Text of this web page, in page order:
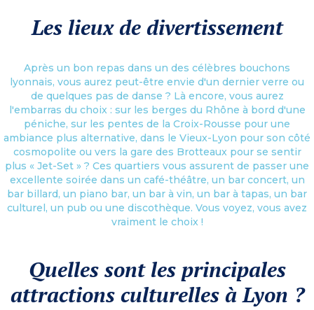
Les lieux de divertissement
Après un bon repas dans un des célèbres bouchons
lyonnais, vous aurez peut-être envie d'un dernier verre ou
de quelques pas de danse ? Là encore, vous aurez
l'embarras du choix : sur les berges du Rhône à bord d'une
péniche, sur les pentes de la Croix-Rousse pour une
ambiance plus alternative, dans le Vieux-Lyon pour son côté
cosmopolite ou vers la gare des Brotteaux pour se sentir
plus « Jet-Set » ? Ces quartiers vous assurent de passer une
excellente soirée dans un café-théâtre, un bar concert, un
bar billard, un piano bar, un bar à vin, un bar à tapas, un bar
culturel, un pub ou une discothèque. Vous voyez, vous avez
vraiment le choix !
Quelles sont les principales
attractions culturelles à Lyon ?